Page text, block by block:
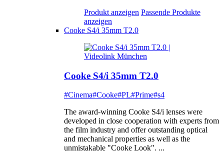
Produkt anzeigen Passende Produkte
anzeigen
Cooke S4/i 35mm T2.0
Cooke S4/i 35mm T2.0
#Cinema#Cooke#PL#Prime#s4
The award-winning Cooke S4/i lenses were
developed in close cooperation with experts from
the film industry and offer outstanding optical
and mechanical properties as well as the
unmistakable "Cooke Look". ...